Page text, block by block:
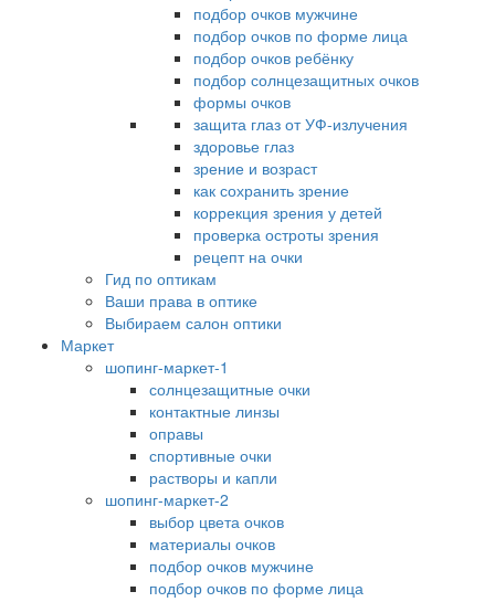
подбор очков мужчине
подбор очков по форме лица
подбор очков ребёнку
подбор солнцезащитных очков
формы очков
защита глаз от УФ-излучения
здоровье глаз
зрение и возраст
как сохранить зрение
коррекция зрения у детей
проверка остроты зрения
рецепт на очки
Гид по оптикам
Ваши права в оптике
Выбираем салон оптики
Маркет
шопинг-маркет-1
солнцезащитные очки
контактные линзы
оправы
спортивные очки
растворы и капли
шопинг-маркет-2
выбор цвета очков
материалы очков
подбор очков мужчине
подбор очков по форме лица